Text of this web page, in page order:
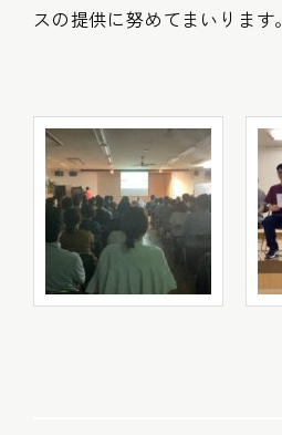
スの提供に努めてまいります。